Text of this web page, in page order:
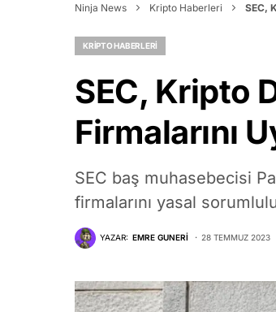
Ninja News Kripto Haberleri SEC,
KRIPTO HABERLERI
SEC, Kripto
Firmalarını
SEC baş muhasebecisi
firmalarını yasal
YAZAR: EMRE GUNERI 28 TEMMUZ 2023